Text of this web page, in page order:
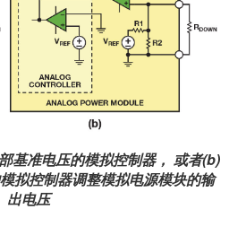
基准电压的模拟控制器， 或者(b)
拟控制器调整模拟电源模块的输
出电压